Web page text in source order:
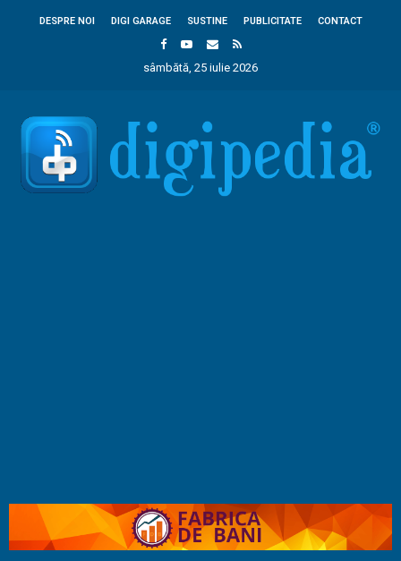
DESPRE NOI DIGI GARAGE SUSTINE PUBLICITATE CONTACT
sâmbătă, 25 iulie 2026